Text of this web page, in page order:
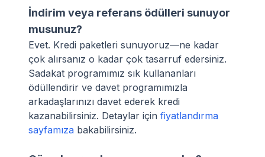
İndirim veya referans ödülleri sunuyor
musunuz?
Evet. Kredi paketleri sunuyoruz—ne kadar
çok alırsanız o kadar çok tasarruf edersiniz.
Sadakat programımız sık kullananları
ödüllendirir ve davet programımızla
arkadaşlarınızı davet ederek kredi
kazanabilirsiniz. Detaylar için fiyatlandırma
sayfamıza bakabilirsiniz.